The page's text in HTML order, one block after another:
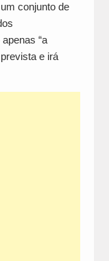
conjunto de
“a
e irá